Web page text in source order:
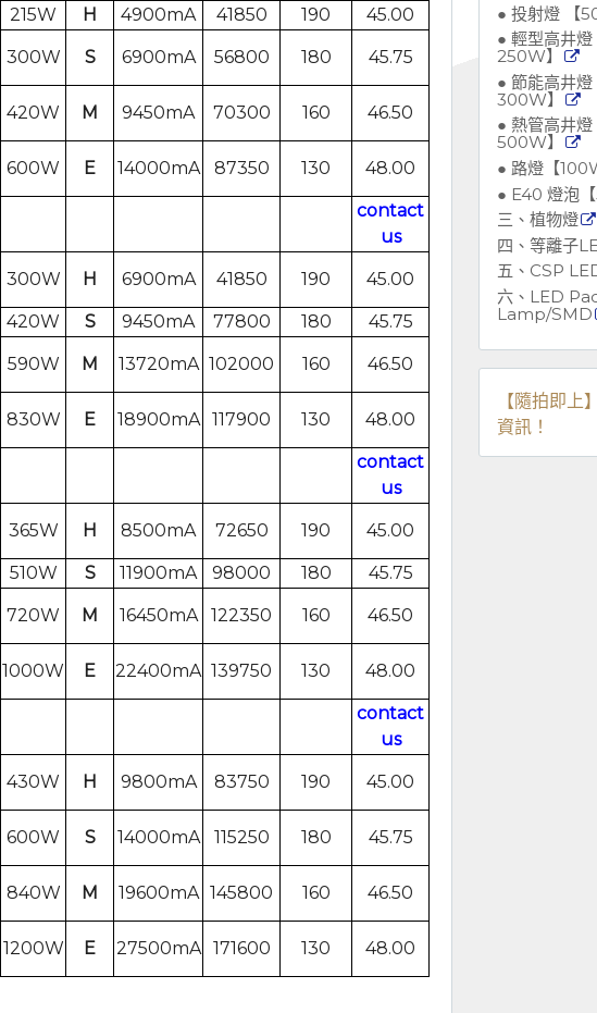
● 投射燈 【
● 輕型高井
250W】
● 節能高井
300W】
● 熱管高井
500W】
● 路燈【
● E40 燈泡
三、植物燈
四、等離子
五、CSP
六、LED
Lamp/SMD
【隨拍即上
資訊！
215W H 4900mA 41850 190
45.00
300W S 6900mA 56800 180 45.75
420W M 9450mA 70300 160 46.50
600W E 14000mA 87350 130 48.00
contact
us
300W H 6900mA 41850 190 45.00
420W S 9450mA 77800 180
45.75
590W M 13720mA 102000 160 46.50
830W E 18900mA 117900 130 48.00
contact
us
365W H 8500mA 72650 190 45.00
510W S 11900mA 98000 180
45.75
720W M 16450mA 122350 160 46.50
1000W E 22400mA 139750 130 48.00
contact
us
430W H 9800mA 83750 190 45.00
600W S 14000mA 115250 180 45.75
840W M 19600mA 145800 160 46.50
1200W E 27500mA 171600 130 48.00